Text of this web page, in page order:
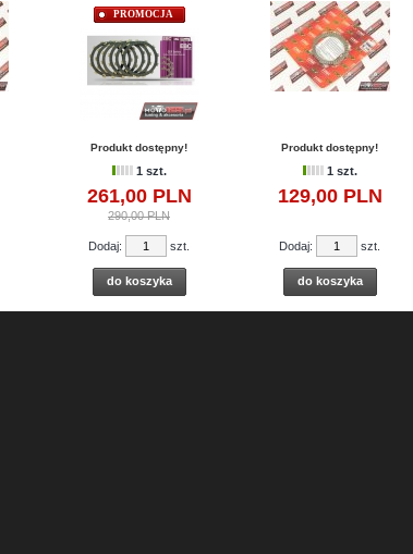
PROMOCJA
Produkt dostępny!
1 szt.
261,00PLN
290,00 PLN
Produkt dostępny!
1 szt.
129,00PLN
Dodaj: szt.
do koszyka
Dodaj: szt.
do koszyka